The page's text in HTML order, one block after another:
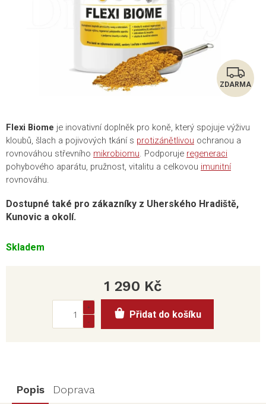
Z
D
A
M
ZDARMA
Skladem
Flexi Biome je inovativní doplněk pro koně, který spojuje výživu
kloubů, šlach a pojivových tkání s protizánětlivou ochranou a
rovnováhou střevního mikrobiomu. Podporuje regeneraci
pohybového aparátu, pružnost, vitalitu a celkovou imunitní
rovnováhu.
Dostupné také pro zákazníky z Uherského Hradiště,
Kunovic a okolí.
1 290 Kč
cena:
Přidat do košíku
Popis Doprava